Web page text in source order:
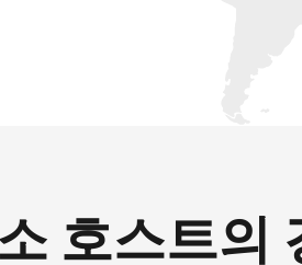
호스트의